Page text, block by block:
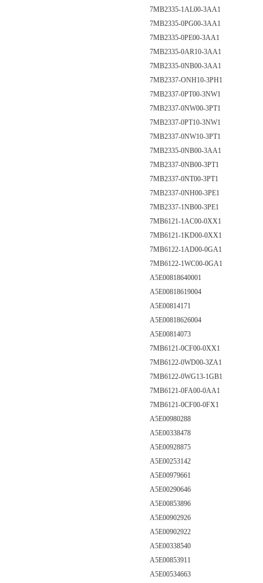
7MB2335-1AL00-3AA1
7MB2335-0PG00-3AA1
7MB2335-0PE00-3AA1
7MB2335-0AR10-3AA1
7MB2335-0NB00-3AA1
7MB2337-ONH10-3PH1
7MB2337-0PT00-3NW1
7MB2337-0NW00-3PT1
7MB2337-0PT10-3NW1
7MB2337-0NW10-3PT1
7MB2335-0NB00-3AA1
7MB2337-0NB00-3PT1
7MB2337-0NT00-3PT1
7MB2337-0NH00-3PE1
7MB2337-1NB00-3PE1
7MB6121-1AC00-0XX1
7MB6121-1KD00-0XX1
7MB6122-1AD00-0GA1
7MB6122-1WC00-0GA1
A5E00818640001
A5E00818619004
A5E00814171
A5E00818626004
A5E00814073
7MB6121-0CF00-0XX1
7MB6122-0WD00-3ZA1
7MB6122-0WG13-1GB1
7MB6121-0FA00-0AA1
7MB6121-0CF00-0FX1
A5E00980288
A5E00338478
A5E00928875
A5E00253142
A5E00979661
A5E00290646
A5E00853896
A5E00902926
A5E00902922
A5E00338540
A5E00853911
A5E00534663